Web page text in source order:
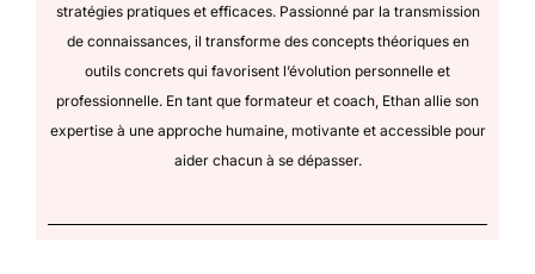
stratégies pratiques et efficaces. Passionné par la transmission
de connaissances, il transforme des concepts théoriques en
outils concrets qui favorisent l’évolution personnelle et
professionnelle. En tant que formateur et coach, Ethan allie son
expertise à une approche humaine, motivante et accessible pour
aider chacun à se dépasser.